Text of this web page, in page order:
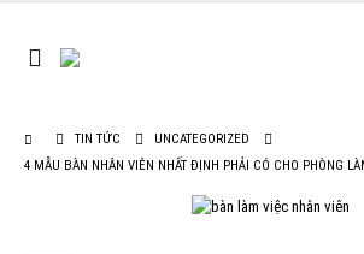
TIN TỨC
UNCATEGORIZED
4 MẪU BÀN NHÂN VIÊN NHẤT ĐỊNH PHẢI CÓ CHO PHÒNG